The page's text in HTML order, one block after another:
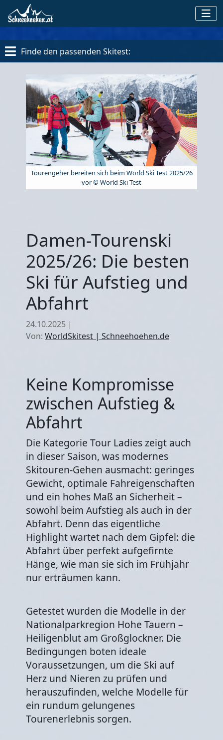
Tourengeher bereiten sich beim World Ski Test 2025/26
vor © World Ski Test
Damen-Tourenski
2025/26: Die besten
Ski für Aufstieg und
Abfahrt
24.10.2025 |
Von: WorldSkitest | Schneehoehen.de
Keine Kompromisse
zwischen Aufstieg &
Abfahrt
Die Kategorie Tour Ladies zeigt auch
in dieser Saison, was modernes
Skitouren-Gehen ausmacht: geringes
Gewicht, optimale Fahreigenschaften
und ein hohes Maß an Sicherheit –
sowohl beim Aufstieg als auch in der
Abfahrt. Denn das eigentliche
Highlight wartet nach dem Gipfel: die
Abfahrt über perfekt aufgefirnte
Hänge, wie man sie sich im Frühjahr
nur erträumen kann.
Getestet wurden die Modelle in der
Nationalparkregion Hohe Tauern –
Heiligenblut am Großglockner. Die
Bedingungen boten ideale
Voraussetzungen, um die Ski auf
Herz und Nieren zu prüfen und
herauszufinden, welche Modelle für
ein rundum gelungenes
Tourenerlebnis sorgen.
Finde den passenden Skitest: